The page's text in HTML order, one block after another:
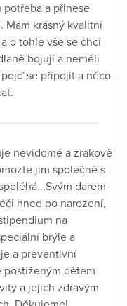
potřeba a přinese
Mám krásný kvalitní
o tohle vše se chci
bojují a neměli
se připojit a něco
nevidomé a zrakově
jim společně s
darem
hned po narození,
na
brýle a
a preventivní
postiženým dětem
a jejich zdravým